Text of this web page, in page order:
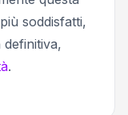
soddisfatti,
.